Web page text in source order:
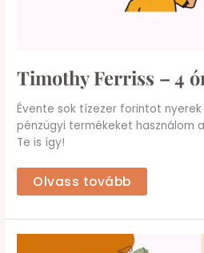
Timothy Ferriss – 4
Évente sok tízezer forintot
pénzügyi termékeket használom
Te is így!
Olvass tovább
Előfizetés